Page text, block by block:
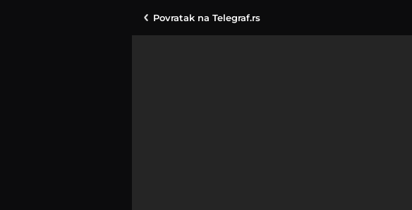
Povratak na Telegraf.rs